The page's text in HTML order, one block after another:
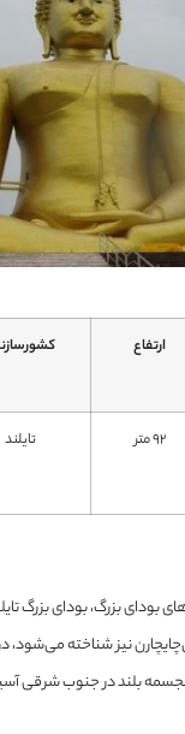
ارتفاع
92 متر تایلند
بودای بزرگ، بودای بزرگ
بلند در جنوب شرقی